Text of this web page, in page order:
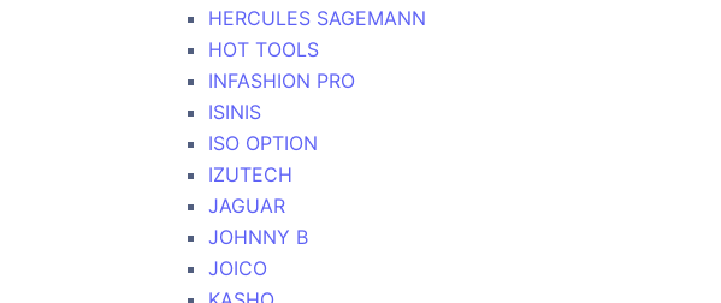
HERCULES SAGEMANN
HOT TOOLS
INFASHION PRO
ISINIS
ISO OPTION
IZUTECH
JAGUAR
JOHNNY B
JOICO